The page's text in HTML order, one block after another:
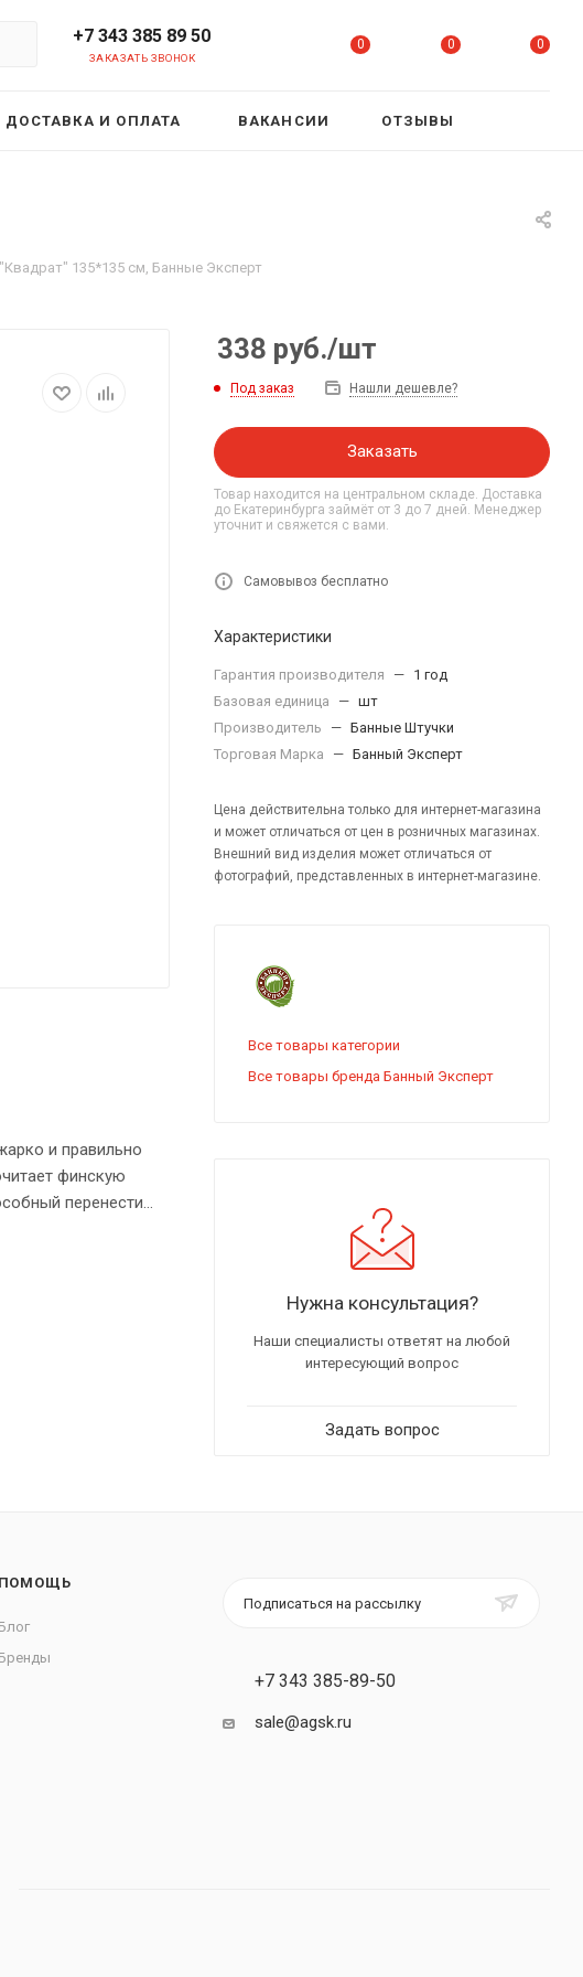
+7 343 385 89 50
ЗАКАЗАТЬ ЗВОНОК
0 0 0
ДОСТАВКА И ОПЛАТА ВАКАНСИИ ОТЗЫВЫ
135*135 см, Банные Эксперт
и правильно
финскую
перенести
338 руб./шт
Под заказ Нашли дешевле?
Заказать
Товар находится на центральном складе. Доставка
до Екатеринбурга займёт от 3 до 7 дней. Менеджер
уточнит и свяжется с вами.
Самовывоз бесплатно
Характеристики
Гарантия производителя — 1 год
Базовая единица
— шт
Производитель
— Банные Штучки
Торговая Марка
— Банный Эксперт
Цена действительна только для интернет-магазина
и может отличаться от цен в розничных магазинах.
Внешний вид изделия может отличаться от
фотографий, представленных в интернет-магазине.
Все товары категории
Все товары бренда Банный Эксперт
Нужна консультация?
Наши специалисты ответят на любой
интересующий вопрос
Задать вопрос
ПОМОЩЬ
Подписаться на рассылку
+7 343 385-89-50
sale@agsk.ru